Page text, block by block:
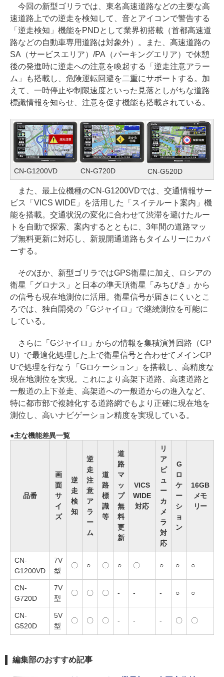
今回の新型ゴリラでは、東名高速道路などの主要な高
速道路上での逆走を検知して、音とアイコンで警告する
「逆走検知」機能をPNDとして業界初搭載（首都高速道
路などの自動車専用道路は対象外）。また、高速道路の
SA（サービスエリア）/PA（パーキングエリア）で休憩
後の発進時に逆走への注意を喚起する「逆走注意アラー
ム」も搭載し、危険運転回避を二重にサポートする。加
えて、一時停止や制限速度といった見落としがちな道路
標識情報を知らせ、注意を促す機能も搭載されている。
CN-G1200VD CN-G720D CN-G520D
また、最上位機種のCN-G1200VDでは、交通情報サー
ビス「VICS WIDE」を活用した「スイテルート案内」機
能を搭載。交通状況の変化に合わせて渋滞を避けたルー
トを自動で探索、案内するとともに、3年間の道路マッ
プ無料更新に対応し、新規開通道路もタイムリーにカバ
ーする。
そのほか、新型ゴリラではGPS衛星に加え、ロシアの
衛星「グロナス」と日本の準天頂衛星「みちびき」から
の信号も現在地測位に活用。衛星信号が届きにくいとこ
ろでは、独自開発の「Gジャイロ」で継続測位を可能に
している。
さらに「Gジャイロ」からの情報を集積演算回路（CP
U）で最適化処理した上で衛星信号と合わせてメインCP
Uで処理を行なう「Gロケーション」を搭載し、高精度な
現在地測位を実現。これにより高架下道路、高速道路と
一般道の上下並走、高架道への一般道からの進入など、
特に都市部で複雑化する道路網でもより正確に現在地を
測位し、高いナビゲーション精度を実現している。
主な機能差異一覧
品番
画
面
サ
イ
ズ
逆
走
検
知
逆
走
注
意
ア
ラ
ー
ム
道
路
標
識
等
道
路
マ
ッ
プ
無
料
更
新
VICS
WIDE
対応
リ
ア
ビ
ュ
ー
カ
メ
ラ
対
応
G
ロ
ケ
ー
シ
ョ
ン
16GB
メモ
リー
CN-
G1200VD
7V
型
〇 ○ 〇 ○ 〇 ○ ○ ○
CN-
G720D
7V
型
〇 〇 〇 - - - ○ ○
CN-
G520D
5V
型
〇 〇 〇 - - - 〇 〇
編集部のおすすめ記事